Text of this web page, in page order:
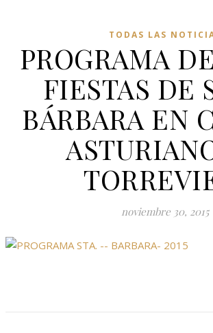
TODAS LAS
PROGRAMA
FIESTAS DE
BÁRBARA EN
noviembre 30, 2015